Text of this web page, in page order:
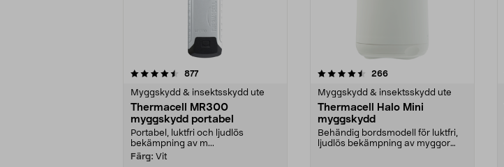
877recensioner
Myggskydd & insektsskydd ute
Thermacell MR300
myggskydd portabel
Portabel, luktfri och ljudlös
bekämpning av m...
Färg: Vit
4.5av 5 stjärnor 266recensioner
Myggskydd & insektsskydd ute
Thermacell Halo Mini
myggskydd
Behändig bordsmodell för luktfri,
ljudlös bekämpning av myggor
4.5av 5 stjärnor